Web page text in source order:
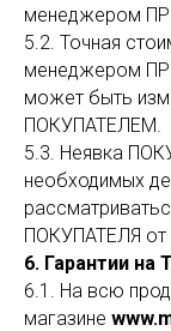
менеджером
5.2. Точная
менеджером
может быть
ПОКУПАТЕЛЕМ.
5.3. Неявка
необходимых
ПОКУПАТЕЛЯ от
6. Гарантии на
6.1. На всю
магазине